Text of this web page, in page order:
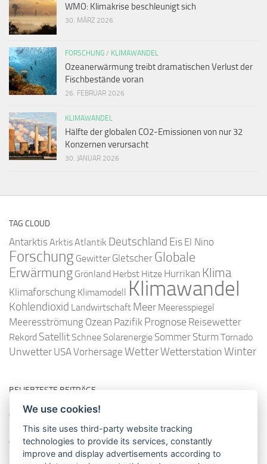
WMO: Klimakrise beschleunigt sich
30. MÄRZ 2026
FORSCHUNG / KLIMAWANDEL
Ozeanerwärmung treibt dramatischen Verlust der
Fischbestände voran
26. FEBRUAR 2026
KLIMAWANDEL
Hälfte der globalen CO2-Emissionen von nur 32
Konzernen verursacht
30. JANUAR 2026
TAG CLOUD
Antarktis Arktis Atlantik Deutschland Eis El Nino
Forschung Gewitter Gletscher Globale
Erwärmung Grönland Herbst Hitze Hurrikan Klima
Klimaforschung Klimamodell Klimawandel
Kohlendioxid Landwirtschaft Meer Meeresspiegel
Meeresströmung Ozean Pazifik Prognose Reisewetter
Rekord Satellit Schnee Solarenergie Sommer Sturm Tornado
Unwetter USAVorhersage WetterWetterstationWinter
BELIEBTESTE BEITRÄGE
So misst man die Lufttemperatur richtig
Die richtige Wasserpumpe für den Garten
We use cookies!
This site uses third-party website tracking
technologies to provide its services, constantly
improve and display advertisements according to